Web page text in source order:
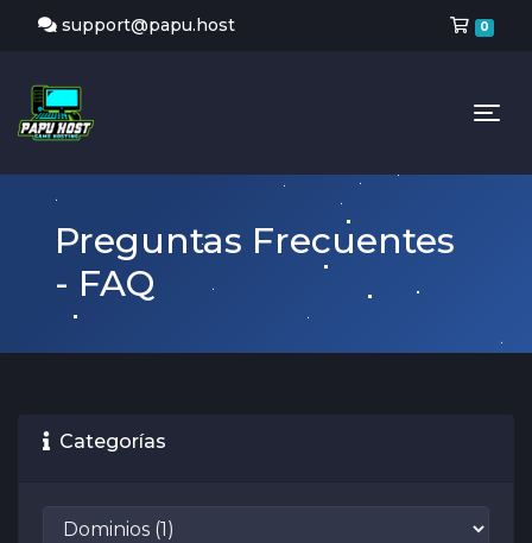
support@papu.host 0
Preguntas Frecuentes
- FAQ
Categorías